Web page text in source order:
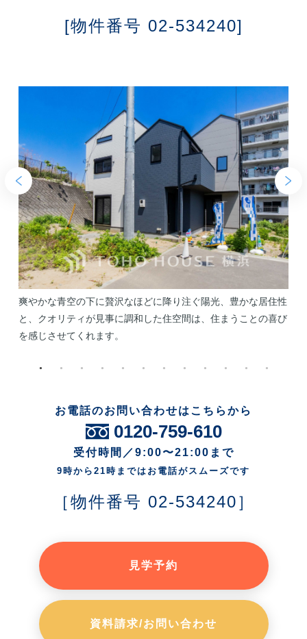
[物件番号 02-534240]
爽やかな青空の下に贅沢なほどに降り注ぐ陽光、豊かな居住性
と、クオリティが見事に調和した住空間は、住まうことの喜び
を感じさせてくれます。
お電話のお問い合わせはこちらから
0120-759-610
受付時間／9:00〜21:00まで
9時から21時まではお電話がスムーズです
［物件番号 02-534240］
見学予約
資料請求/お問い合わせ